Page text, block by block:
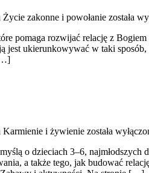
Życie zakonne i powołanie została
pomaga rozwijać relację z
jest ukierunkowywać w taki
Karmienie i żywienie została
o dzieciach 3–6,
a także tego, jak budować